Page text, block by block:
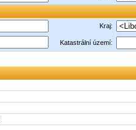
Kraj:
Katastrální území: